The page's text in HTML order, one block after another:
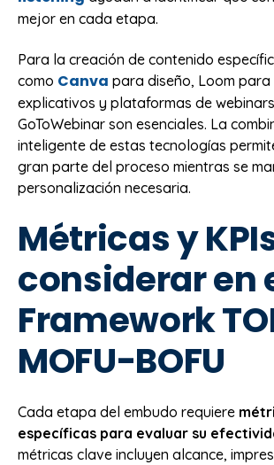
mejor en cada etapa.
Para la creación de contenido
como Canva para diseño, Loom para
explicativos y plataformas de
GoToWebinar son esenciales. La
inteligente de estas tecnologías
gran parte del proceso mientras se
personalización necesaria.
Métricas y
considerar en
Framework
MOFU-BOFU
Cada etapa del embudo requiere
específicas para evaluar su
métricas clave incluyen alcance,